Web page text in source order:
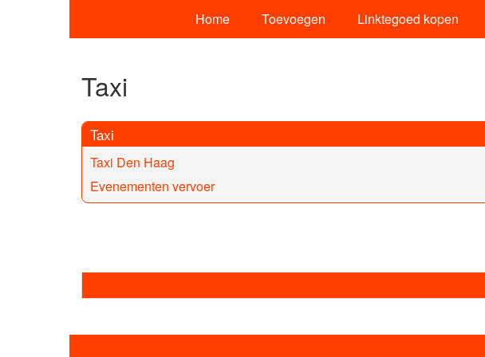
Home Toevoegen Linktegoed kopen
Taxi
Taxi
Taxi Den Haag
Evenementen vervoer